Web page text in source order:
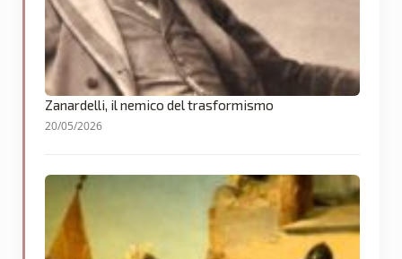
Zanardelli, il nemico del trasformismo
20/05/2026